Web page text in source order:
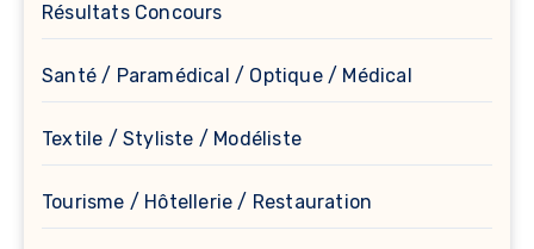
Résultats Concours
Santé / Paramédical / Optique / Médical
Textile / Styliste / Modéliste
Tourisme / Hôtellerie / Restauration